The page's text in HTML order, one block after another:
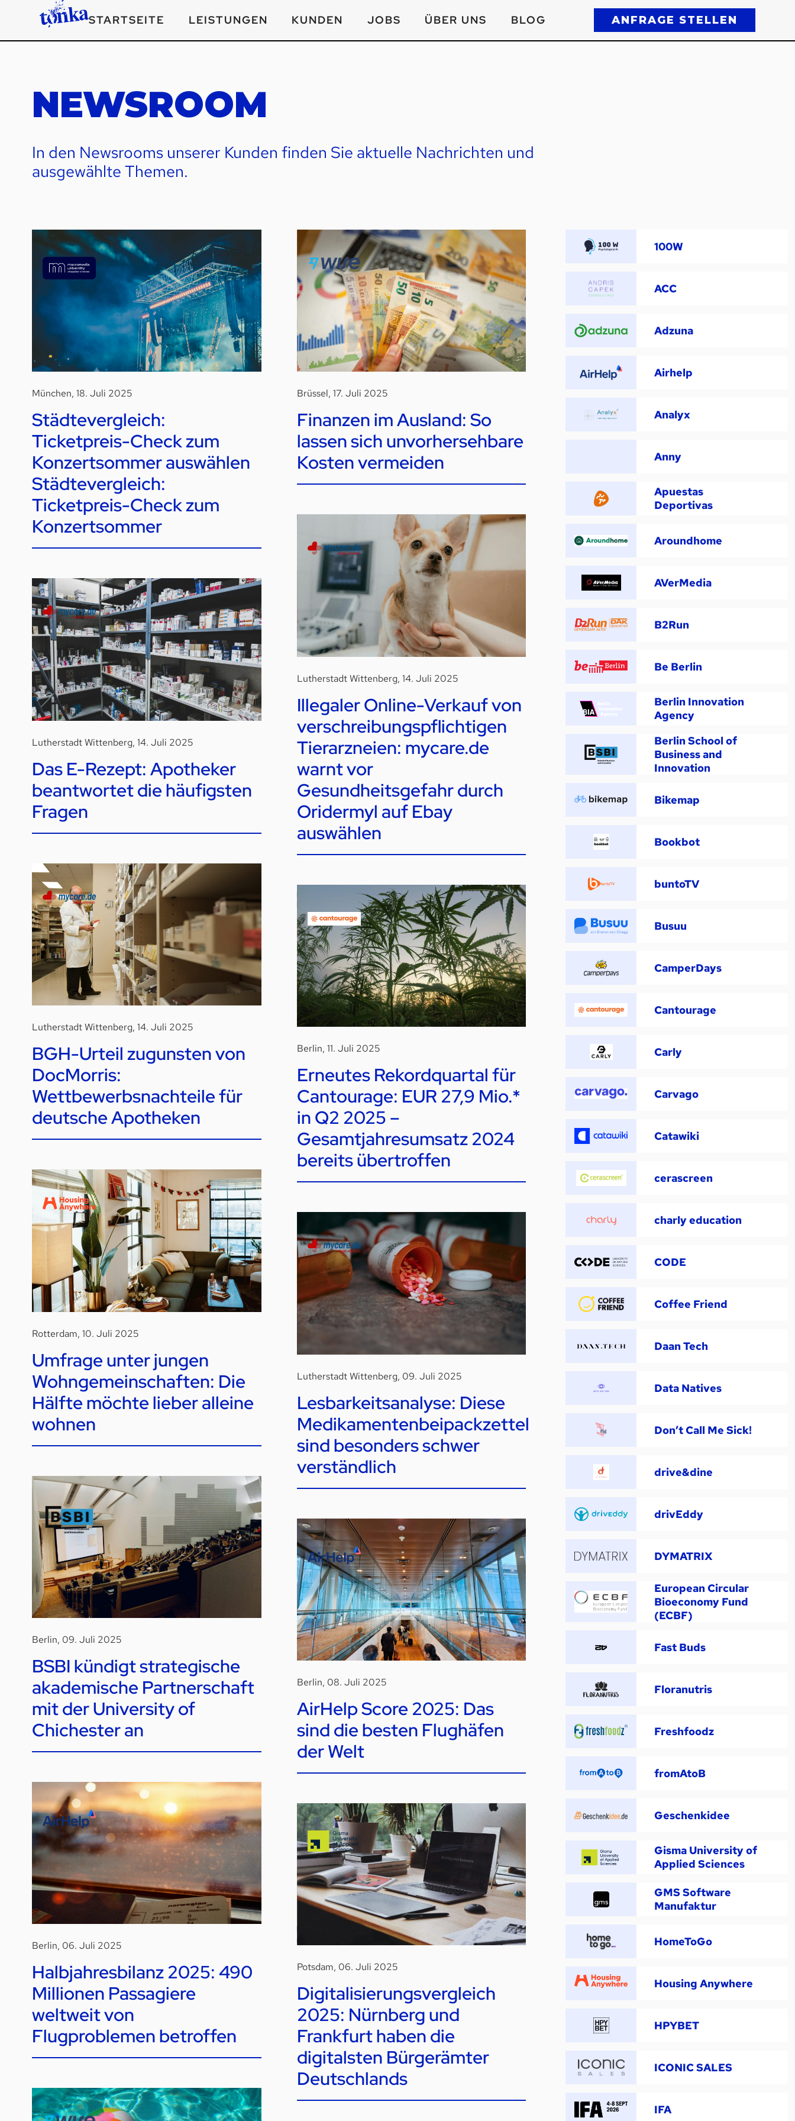
STARTSEITE LEISTUNGEN KUNDEN JOBS ÜBER UNS BLOG ANFRAGE STELLEN
NEWSROOM
In den Newsrooms unserer Kunden finden Sie aktuelle Nachrichten und
ausgewählte Themen.
München, 18. Juli 2025
Städtevergleich:
Ticketpreis-Check zum
Konzertsommer auswählen
Städtevergleich:
Ticketpreis-Check zum
Konzertsommer
Brüssel, 17. Juli 2025
Finanzen im Ausland: So
lassen sich unvorhersehbare
Kosten vermeiden
Lutherstadt Wittenberg, 14. Juli 2025
Das E-Rezept: Apotheker
beantwortet die häufigsten
Fragen
Lutherstadt Wittenberg, 14. Juli 2025
Illegaler Online-Verkauf von
verschreibungspflichtigen
Tierarzneien: mycare.de
warnt vor
Gesundheitsgefahr durch
Oridermyl auf Ebay
auswählen
Lutherstadt Wittenberg, 14. Juli 2025
BGH-Urteil zugunsten von
DocMorris:
Wettbewerbsnachteile für
deutsche Apotheken
Berlin, 11. Juli 2025
Erneutes Rekordquartal für
Cantourage: EUR 27,9 Mio.*
in Q2 2025 –
Gesamtjahresumsatz 2024
bereits übertroffen
Rotterdam, 10. Juli 2025
Umfrage unter jungen
Wohngemeinschaften: Die
Hälfte möchte lieber alleine
wohnen
Lutherstadt Wittenberg, 09. Juli 2025
Lesbarkeitsanalyse: Diese
Medikamentenbeipackzettel
sind besonders schwer
verständlich
Berlin, 09. Juli 2025
BSBI kündigt strategische
akademische Partnerschaft
mit der University of
Chichester an
Berlin, 08. Juli 2025
AirHelp Score 2025: Das
sind die besten Flughäfen
der Welt
Berlin, 06. Juli 2025
Halbjahresbilanz 2025: 490
Millionen Passagiere
weltweit von
Flugproblemen betroffen
Potsdam, 06. Juli 2025
Digitalisierungsvergleich
2025: Nürnberg und
Frankfurt haben die
digitalsten Bürgerämter
Deutschlands
100W
ACC
Adzuna
Airhelp
Analyx
Anny
Apuestas
Deportivas
Aroundhome
AVerMedia
B2Run
Be Berlin
Berlin Innovation
Agency
Berlin School of
Business and
Innovation
Bikemap
Bookbot
buntoTV
Busuu
CamperDays
Cantourage
Carly
Carvago
Catawiki
cerascreen
charly education
CODE
Coffee Friend
Daan Tech
Data Natives
Don’t Call Me Sick!
drive&dine
drivEddy
DYMATRIX
European Circular
Bioeconomy Fund
(ECBF)
Fast Buds
Floranutris
Freshfoodz
fromAtoB
Geschenkidee
Gisma University of
Applied Sciences
GMS Software
Manufaktur
HomeToGo
Housing Anywhere
HPYBET
ICONIC SALES
IFA